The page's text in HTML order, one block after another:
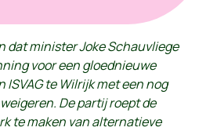
dat minister Joke Schauvliege
voor een gloednieuwe
te Wilrijk met een nog
De partij roept de
te maken van alternatieve